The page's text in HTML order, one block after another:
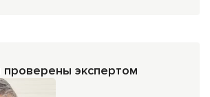
экспертом